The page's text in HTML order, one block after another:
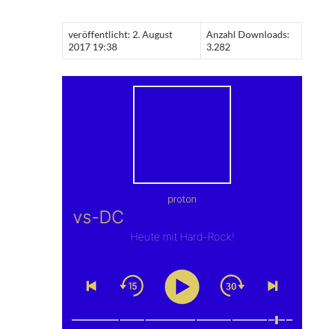
veröffentlicht: 2. August
2017 19:38
Anzahl Downloads:
3.282